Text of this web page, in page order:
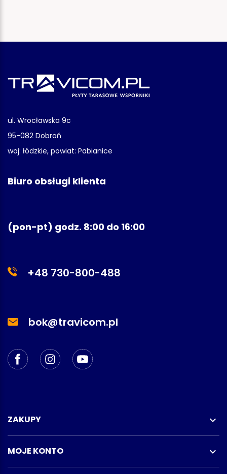
ul. Wrocławska 9c
95-082 Dobroń
woj: łódzkie, powiat: Pabianice
Biuro obsługi klienta
(pon-pt) godz. 8:00 do 16:00
+48 730-800-488
bok@travicom.pl
ZAKUPY 
MOJE KONTO 